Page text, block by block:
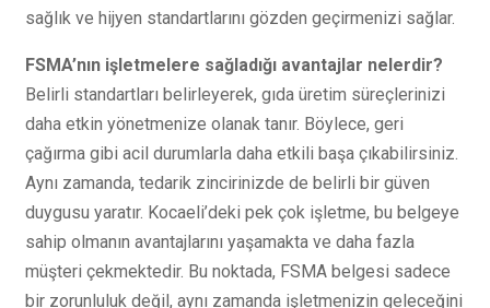
sağlık ve hijyen standartlarını gözden geçirmenizi sağlar.
FSMA’nın işletmelere sağladığı avantajlar nelerdir?
Belirli standartları belirleyerek, gıda üretim süreçlerinizi
daha etkin yönetmenize olanak tanır. Böylece, geri
çağırma gibi acil durumlarla daha etkili başa çıkabilirsiniz.
Aynı zamanda, tedarik zincirinizde de belirli bir güven
duygusu yaratır. Kocaeli’deki pek çok işletme, bu belgeye
sahip olmanın avantajlarını yaşamakta ve daha fazla
müşteri çekmektedir. Bu noktada, FSMA belgesi sadece
bir zorunluluk değil, aynı zamanda işletmenizin geleceğini